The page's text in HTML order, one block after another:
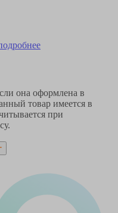
она оформлена в
товар имеется в
при